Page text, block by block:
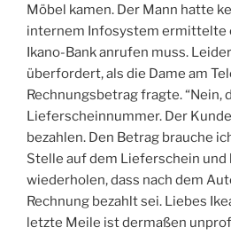
Möbel kamen. Der Mann hatte
internem Infosystem ermittelte
Ikano-Bank anrufen muss.
überfordert, als die Dame am
Rechnungsbetrag fragte. “Nein,
Lieferscheinnummer. Der
bezahlen. Den Betrag brauche
Stelle auf dem Lieferschein und
wiederholen, dass nach dem
Rechnung bezahlt sei. Liebes
letzte Meile ist dermaßen